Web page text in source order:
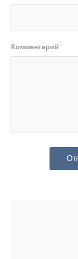
Комментарий